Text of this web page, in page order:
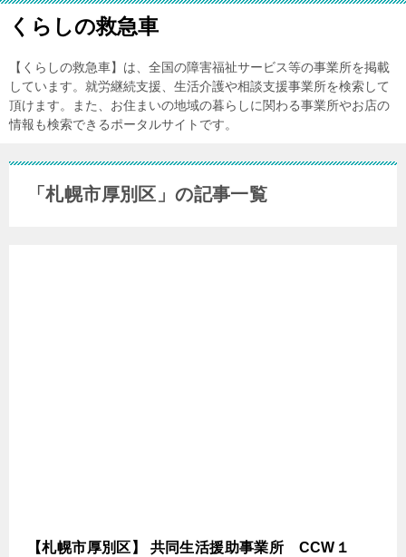
くらしの救急車
【くらしの救急車】は、全国の障害福祉サービス等の事業所を掲載
しています。就労継続支援、生活介護や相談支援事業所を検索して
頂けます。また、お住まいの地域の暮らしに関わる事業所やお店の
情報も検索できるポータルサイトです。
「札幌市厚別区」の記事一覧
【札幌市厚別区】 共同生活援助事業所 CCW１